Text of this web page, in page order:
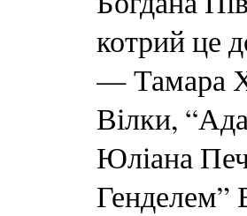
котрий це
— Тамара
Вілки,
Юліана
Генделем”